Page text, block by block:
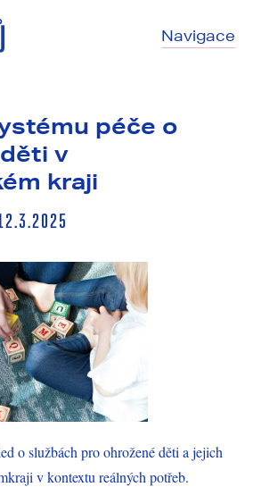
Navigace
péče o
v
kraji
o službách pro ohrožené děti a jejich
v kontextu reálných potřeb.